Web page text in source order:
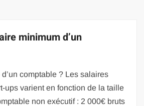
minimum d’un
comptable ? Les salaires
ups varient en fonction de la taille
non exécutif : 2 000€ bruts